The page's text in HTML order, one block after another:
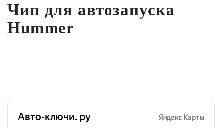
Чип для автозапуска
Hummer